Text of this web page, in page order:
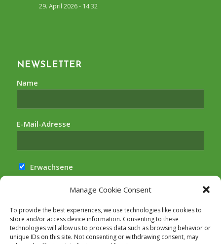
Manage Cookie Consent
To provide the best experiences, we use technologies like cookies to
store and/or access device information. Consenting to these
technologies will allow us to process data such as browsing behavior or
unique IDs on this site. Not consenting or withdrawing consent, may
29. April 2026 - 14:32
NEWSLETTER
Name
E-Mail-Adresse
Erwachsene
Datenschutzbestimmungen